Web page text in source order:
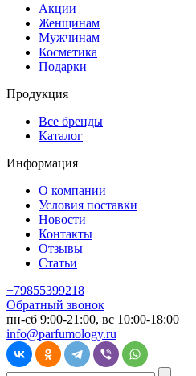
Акции
Женщинам
Мужчинам
Косметика
Подарки
Продукция
Все бренды
Каталог
Информация
О компании
Условия поставки
Новости
Контакты
Отзывы
Статьи
+79855399218
Обратный звонок
пн-сб 9:00-21:00, вс 10:00-18:00
info@parfumology.ru